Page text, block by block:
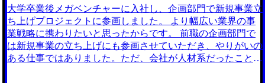
ただいたことで、懸念・不安を都度解消しながら転職活動を
進めることができました。漠然とコンサルタントを希望して
いましたが、私には蓄積された知見を活かせるような大きな
グループが合っていることがわかり、無事に転職することが
できました。 前職も比較的忙しい職種だったことと、リサ
は戦略ファームで求められる水準に達していない点をズバズ
バと指摘してくださり、とても勉強になりました。加えて町
田さんは非常に誠実な方で、夜遅い時間に連絡してもすぐに
返信をくださいました。 同じ戦略系コンサルティングファ
ームの中でもそれぞれの特徴をきちんと把握し、自分に合っ
大学卒業後メガベンチャーに入社し、企画部門で新規事業立
ち上げプロジェクトに参画しました。 より幅広い業界の事
業戦略に携わりたいと思ったからです。 前職の企画部門で
は新規事業の立ち上げにも参画させていただき、やりがいの
ある仕事ではありました。ただ、会社が人材系だったことも